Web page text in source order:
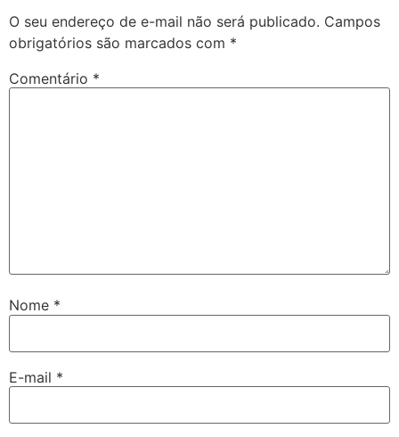
O seu endereço de e-mail não será publicado. Campos
obrigatórios são marcados com *
Comentário *
Nome *
E-mail *